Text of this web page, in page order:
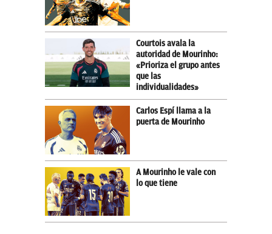
Courtois avala la
autoridad de Mourinho:
«Prioriza el grupo antes
que las
individualidades»
Carlos Espí llama a la
puerta de Mourinho
A Mourinho le vale con
lo que tiene